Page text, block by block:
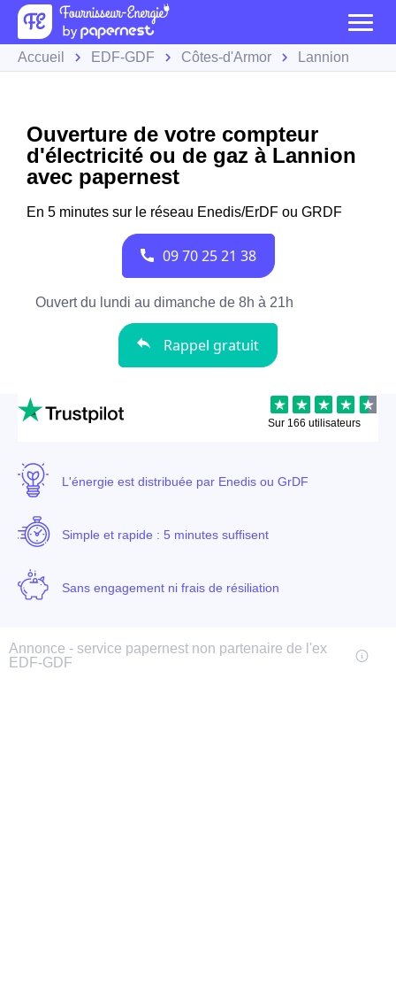
Accueil EDF-GDF Côtes-d'Armor Lannion